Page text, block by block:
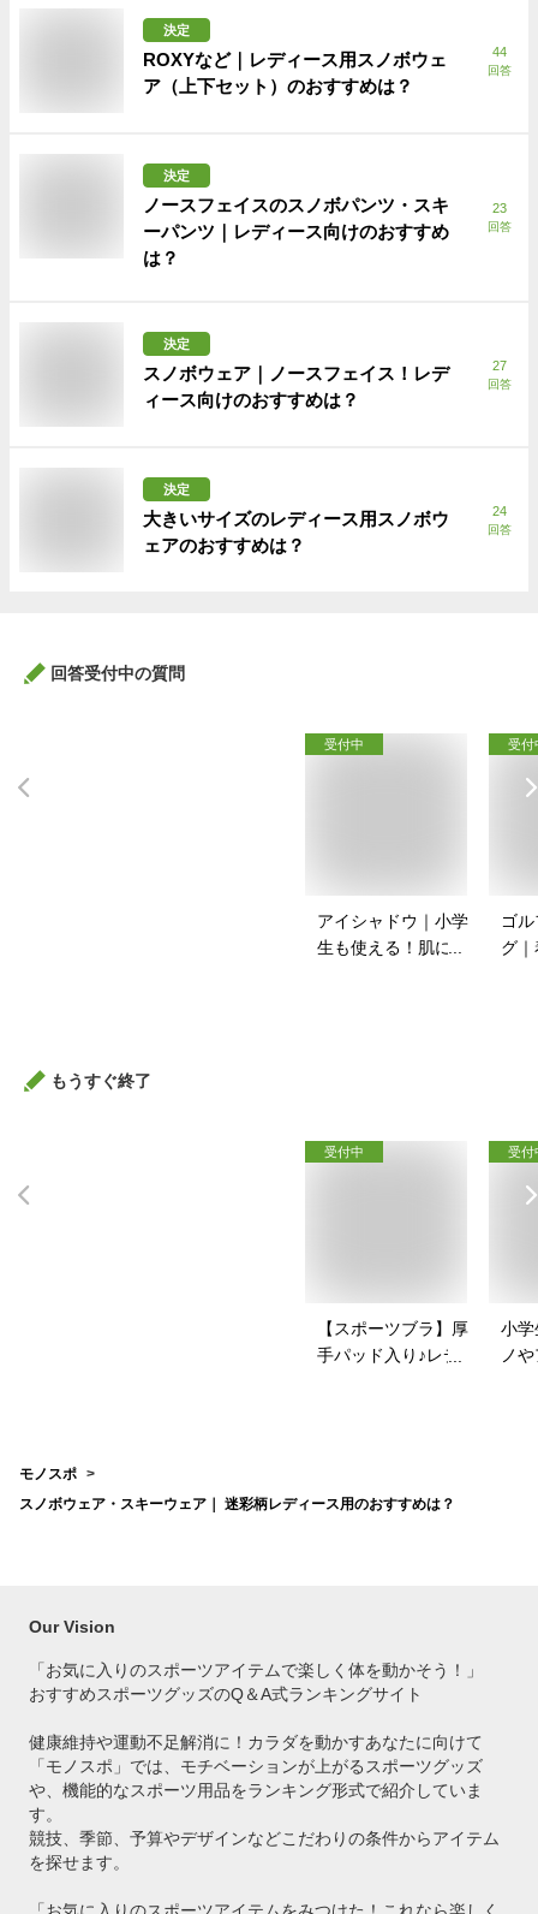
決定
ROXYなど｜レディース用スノボウェ
ア（上下セット）のおすすめは？
44
回答
決定
ノースフェイスのスノボパンツ・スキ
ーパンツ｜レディース向けのおすすめ
は？
23
回答
決定
スノボウェア｜ノースフェイス！レデ
ィース向けのおすすめは？
27
回答
決定
大きいサイズのレディース用スノボウ
ェアのおすすめは？
24
回答
回答受付中の質問
受付中
アイシャドウ｜小学
生も使える！肌に優
受付
ゴ
グ
もうすぐ終了
受付中
【スポーツブラ】厚
手パッド入り♪レディ
受付
小学
ノ
モノスポ
スノボウェア・スキーウェア｜ 迷彩柄レディース用のおすすめは？
Our Vision
「お気に入りのスポーツアイテムで楽しく体を動かそう！」
おすすめスポーツグッズのQ＆A式ランキングサイト
健康維持や運動不足解消に！カラダを動かすあなたに向けて
「モノスポ」では、モチベーションが上がるスポーツグッズ
や、機能的なスポーツ用品をランキング形式で紹介していま
す。
競技、季節、予算やデザインなどこだわりの条件からアイテム
を探せます。